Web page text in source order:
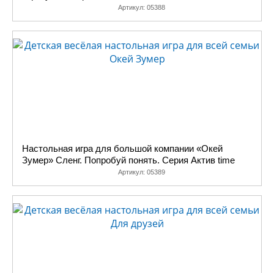
Артикул: 05388
Настольная игра для большой компании «Окей
Зумер» Сленг. Попробуй понять. Серия Актив time
Артикул: 05389